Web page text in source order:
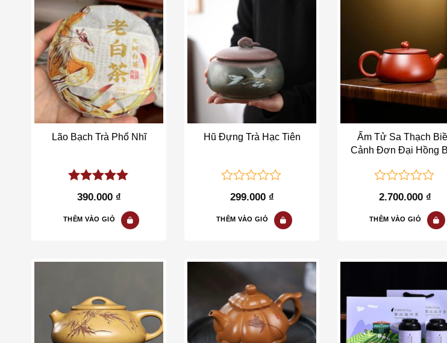
Nâng tầm trải nghiệm trà đạo: Khi sử dụng một bộ trà được chăm chút về mặt nghệ thuật,
và thưởng trà trở nên trang trọng, thi vị và ý nghĩa hơn.
Bộ Trà Công Phu Đôn Hoàng không chỉ là vật dụng, mà còn là một phần của không gian
một bầu không khí tĩnh tại, nghệ thuật, nơi người ta có thể tìm thấy sự bình yên và kết nối
văn hóa truyền thống.
Add to wishlist
Lão Bạch Trà Phổ Nhĩ
5.00out of
390.000 ₫
THÊM VÀO GIỎ
Add to wishlist
Hũ Đựng Trà Hạc Tiên
out
of
299.000 ₫
THÊM VÀO GIỎ
Ấm Tử Sa Thạch
Cảnh Đơn Đại Hồng
0
out
of
2.700.000 ₫
THÊM VÀO GIỎ
Add to wishlist Add to wishlist Add to